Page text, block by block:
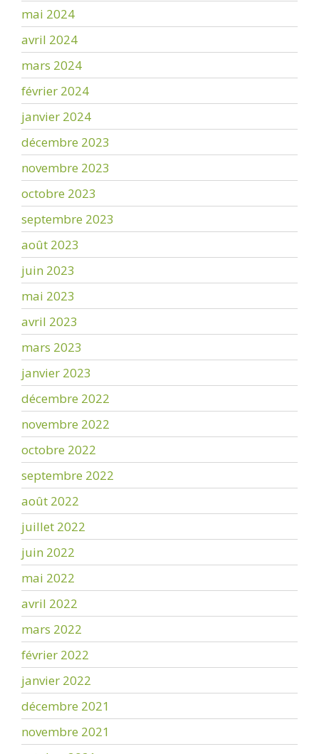
mai 2024
avril 2024
mars 2024
février 2024
janvier 2024
décembre 2023
novembre 2023
octobre 2023
septembre 2023
août 2023
juin 2023
mai 2023
avril 2023
mars 2023
janvier 2023
décembre 2022
novembre 2022
octobre 2022
septembre 2022
août 2022
juillet 2022
juin 2022
mai 2022
avril 2022
mars 2022
février 2022
janvier 2022
décembre 2021
novembre 2021